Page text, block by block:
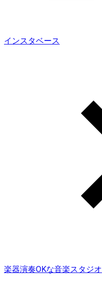
インスタベース
楽器演奏OKな音楽スタジオ